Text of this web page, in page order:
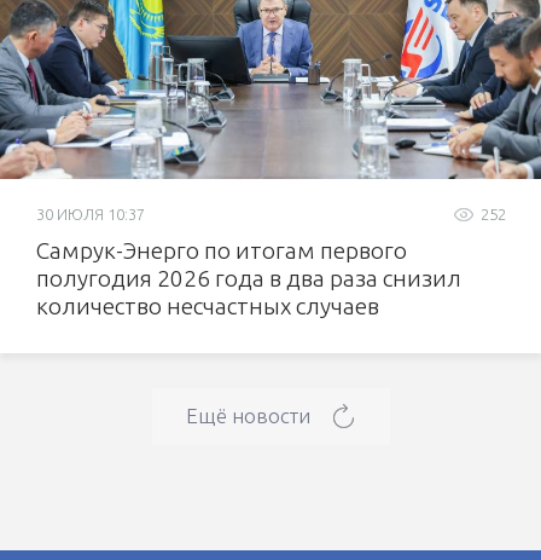
252
30 ИЮЛЯ 10:37
Самрук-Энерго по итогам первого
полугодия 2026 года в два раза снизил
количество несчастных случаев
Ещё новости